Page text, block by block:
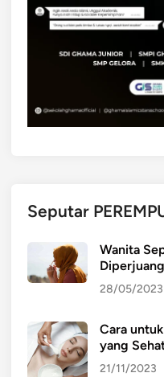
Seputar
Wanita
28/05/2023
Cara
yang
21/11/2023